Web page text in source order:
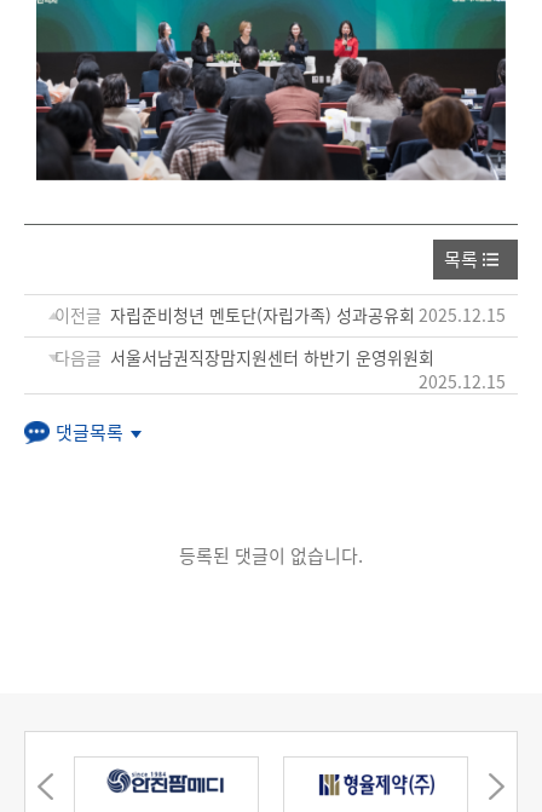
목록
이전글 자립준비청년 멘토단(자립가족) 성과공유회 2025.12.15
다음글 서울서남권직장맘지원센터 하반기 운영위원회
2025.12.15
댓글목록
등록된 댓글이 없습니다.